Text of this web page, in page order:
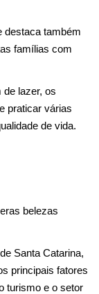
destaca também
famílias com
de lazer, os
praticar várias
de vida.
belezas
Santa Catarina,
principais fatores
turismo e o setor